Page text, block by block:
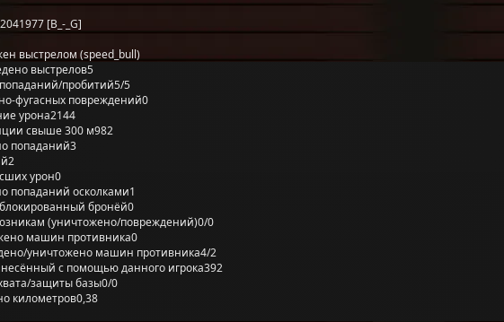
[B_-_G]
выстрелом (speed_bull)
выстрелов5
пробитий5/5
фугасных повреждений0
урона2144
свыше 300 м982
попаданий3
2
урон0
попаданий осколками1
бронёй0
(уничтожено/повреждений)0/0
машин противника0
уничтожено машин противника4/2
с помощью данного игрока392
защиты базы0/0
километров0,38